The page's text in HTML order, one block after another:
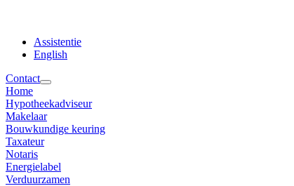
Assistentie
English
Contact
Home
Hypotheekadviseur
Makelaar
Bouwkundige keuring
Taxateur
Notaris
Energielabel
Verduurzamen